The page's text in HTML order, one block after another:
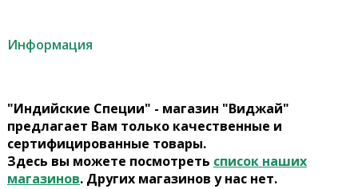
Информация
"Индийские Специи" - магазин "Виджай"
предлагает Вам только качественные и
сертифицированные товары.
Здесь вы можете посмотреть список наших
магазинов. Других магазинов у нас нет.